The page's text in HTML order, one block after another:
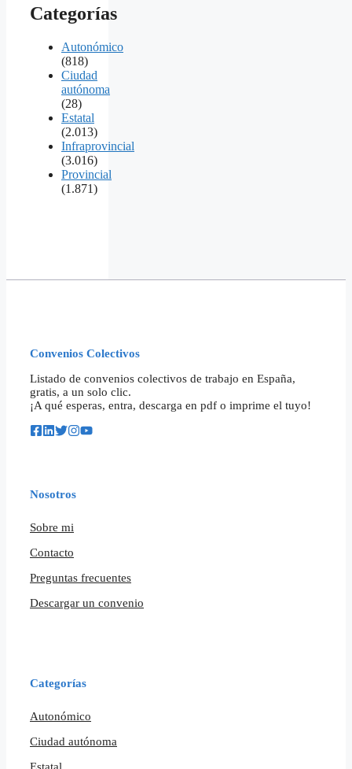
Categorías
Autonómico
(818)
Ciudad
autónoma
(28)
Estatal
(2.013)
Infraprovincial
(3.016)
Provincial
(1.871)
Convenios Colectivos
Listado de convenios colectivos de trabajo en España,
gratis, a un solo clic.
¡A qué esperas, entra, descarga en pdf o imprime el tuyo!
Nosotros
Sobre mi
Contacto
Preguntas frecuentes
Descargar un convenio
Categorías
Autonómico
Ciudad autónoma